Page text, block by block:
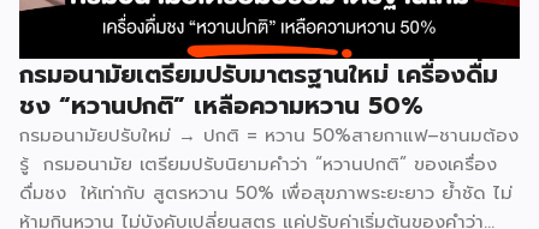
กรมอนามัยเตรียมปรับมาตรฐานใหม่ เครื่องดื่ม
ชง “หวานปกติ” เหลือความหวาน 50%
กรมอนามัยปรับใหม่ → ปกติ = หวาน 50%สายกาแฟ–ชานมต้อง
รู้ กรมอนามัย เตรียมปรับนิยามคำว่า “หวานปกติ” ของเครื่อง
ดื่มชง ให้เท่ากับ สูตรหวาน 50% เพื่อสุขภาพระยะยาว ย้ำชัด ไม่
ห้ามกินหวาน ไม่บังคับเปลี่ยนสูตร แค่ปรับค่าเริ่มต้นของคำว่า